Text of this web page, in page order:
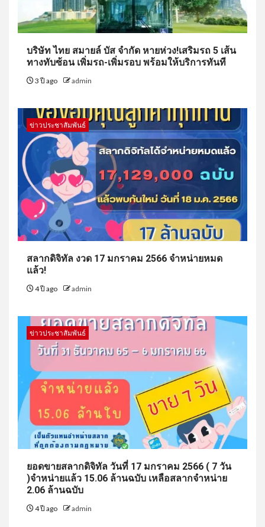
บริษัท ไทย สมายล์ บัส จำกัด หายห่วง!เสริมรถ 5 เส้น
ทางทับซ้อน เพิ่มรถ-เพิ่มรอบ พร้อมให้บริการทันที
3 ปี ago admin
ข่าวประชาสัมพันธ์
สลากดิจิทัล งวด 17 มกราคม 2566 จำหน่ายหมด
แล้ว!
4 ปี ago admin
ข่าวประชาสัมพันธ์
ยอดขายสลากดิจิทัล วันที่ 17 มกราคม 2566 ( 7 วัน
)จำหน่ายแล้ว 15.06 ล้านฉบับ เหลือสลากจำหน่าย
2.06 ล้านฉบับ
4 ปี ago admin